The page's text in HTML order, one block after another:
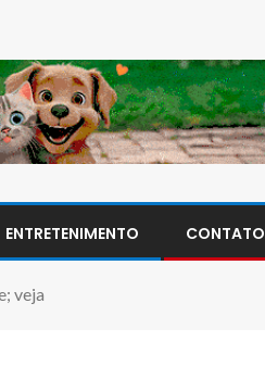
ENTRETENIMENTO CONTATO
veja